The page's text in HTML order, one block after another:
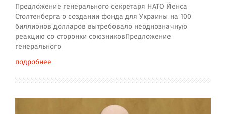
Предложение генерального секретаря НАТО Йенса
Столтенберга о создании фонда для Украины на 100
биллионов долларов вытребовало неоднозначную
реакцию со сторонки союзниковПредложение
генерального
подробнее